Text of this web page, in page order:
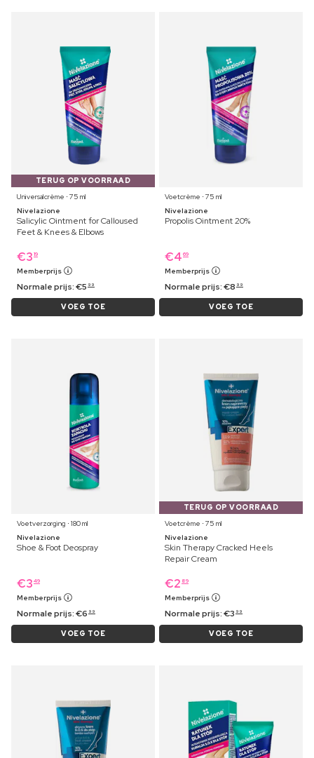
TERUG OP VOORRAAD
Universalcrème ⋅ 75 ml
Nivelazione
Salicylic Ointment for Calloused
Feet & Knees & Elbows
€3 19
Memberprijs
Normale prijs:€5 99
VOEG TOE
Voetcrème ⋅ 75 ml
Nivelazione
Propolis Ointment 20%
€4 69
Memberprijs
Normale prijs:€8 99
VOEG TOE
Voetverzorging ⋅ 180 ml
Nivelazione
Shoe & Foot Deospray
€3 49
Memberprijs
Normale prijs:€6 99
VOEG TOE
TERUG OP VOORRAAD
Voetcrème ⋅ 75 ml
Nivelazione
Skin Therapy Cracked Heels
Repair Cream
€2 89
Memberprijs
Normale prijs:€3 99
VOEG TOE